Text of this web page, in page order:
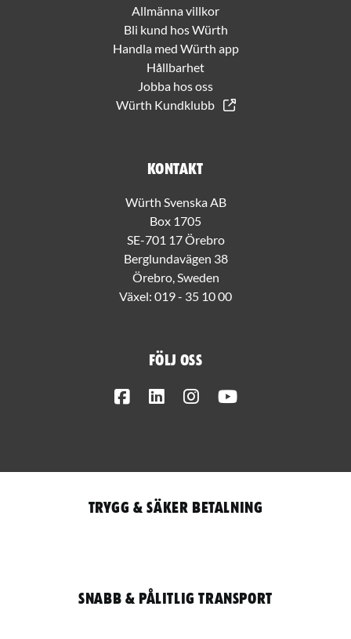
Allmänna villkor
Bli kund hos Würth
Handla med Würth app
Hållbarhet
Jobba hos oss
Würth Kundklubb
Kontakt
Würth Svenska AB
Box 1705
SE-701 17 Örebro
Berglundavägen 38
Örebro, Sweden
Växel: 019 - 35 10 00
Följ oss
FacebookLinkedInInstagram
Trygg & säker betalning
Snabb & pålitlig transport